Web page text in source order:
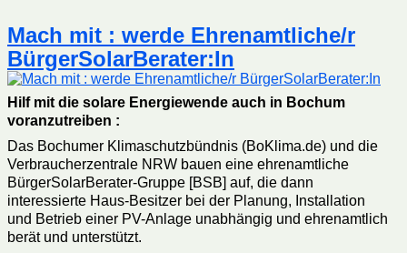
Mach mit : werde Ehrenamtliche/r
BürgerSolarBerater:In
Hilf mit die solare Energiewende auch in Bochum
voranzutreiben :
Das Bochumer Klimaschutzbündnis (BoKlima.de) und die
Verbraucherzentrale NRW bauen eine ehrenamtliche
BürgerSolarBerater-Gruppe [BSB] auf, die dann
interessierte Haus-Besitzer bei der Planung, Installation
und Betrieb einer PV-Anlage unabhängig und ehrenamtlich
berät und unterstützt.